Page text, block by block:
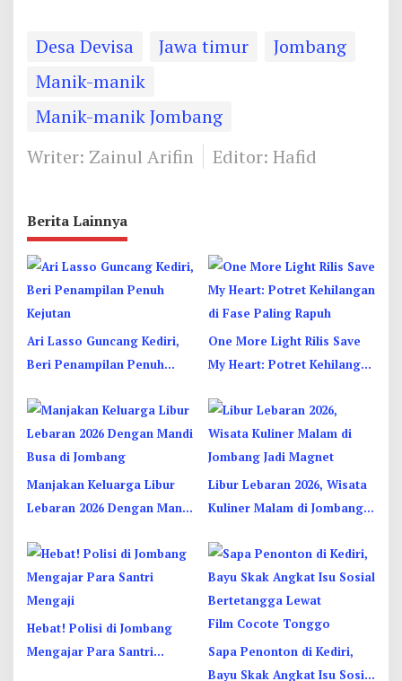
Desa Devisa Jawa timur
Jombang
Manik-manik
Manik-manik Jombang
Writer: Zainul Arifin
Editor: Hafid
Berita Lainnya
Ari Lasso Guncang Kediri,
Beri Penampilan Penuh
One More Light Rilis Save
My Heart: Potret Kehilangan
Manjakan Keluarga Libur
Lebaran 2026 Dengan Mandi
Libur Lebaran 2026, Wisata
Kuliner Malam di Jombang
Hebat! Polisi di Jombang
Mengajar Para Santri
Sapa Penonton di Kediri,
Bayu Skak Angkat Isu Sosial